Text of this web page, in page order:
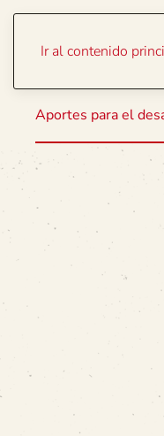
Ir al contenido
Aportes para el